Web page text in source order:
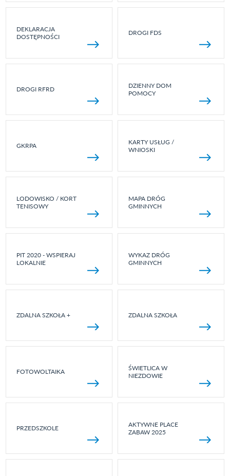
DEKLARACJA
DOSTĘPNOŚCI
DROGI FDS
DROGI RFRD
DZIENNY DOM
POMOCY
GKRPA
KARTY USŁUG /
WNIOSKI
LODOWISKO / KORT
TENISOWY
MAPA DRÓG
GMINNYCH
PIT 2020 - WSPIERAJ
LOKALNIE
WYKAZ DRÓG
GMINNYCH
ZDALNA SZKOŁA + ZDALNA SZKOŁA
FOTOWOLTAIKA
ŚWIETLICA W
NIEZDOWIE
PRZEDSZKOLE
AKTYWNE PLACE
ZABAW 2025